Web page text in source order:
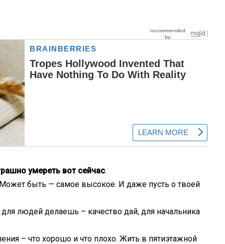
умереть вот сейчас.
быть — самое высокое. И даже пусть о твоей
людей делаешь – качество дай, для начальника
– что хорошо и что плохо. Жить в пятиэтажной